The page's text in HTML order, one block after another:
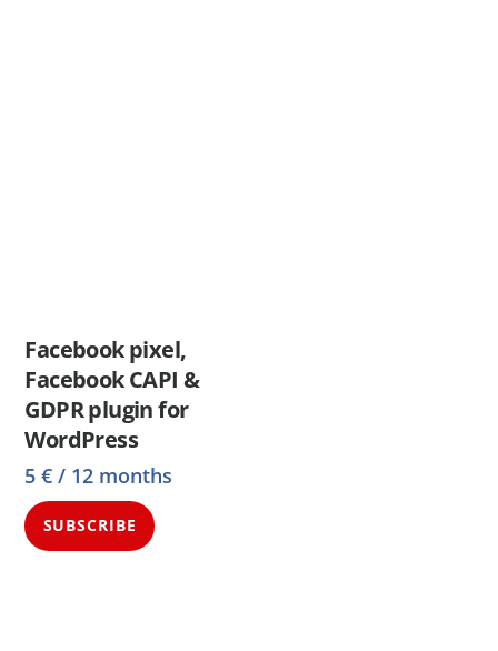
Facebook pixel,
Facebook CAPI &
GDPR plugin for
WordPress
5€ / 12 months
SUBSCRIBE